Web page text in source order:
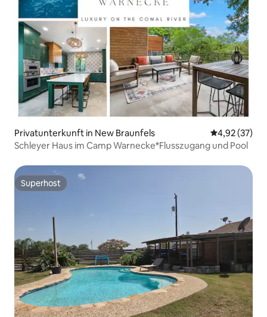
Privatunterkunft in New Braunfels
4,92 (37)
Schleyer Haus im Camp Warnecke*Flusszugang und Pool
Superhost
Superhost